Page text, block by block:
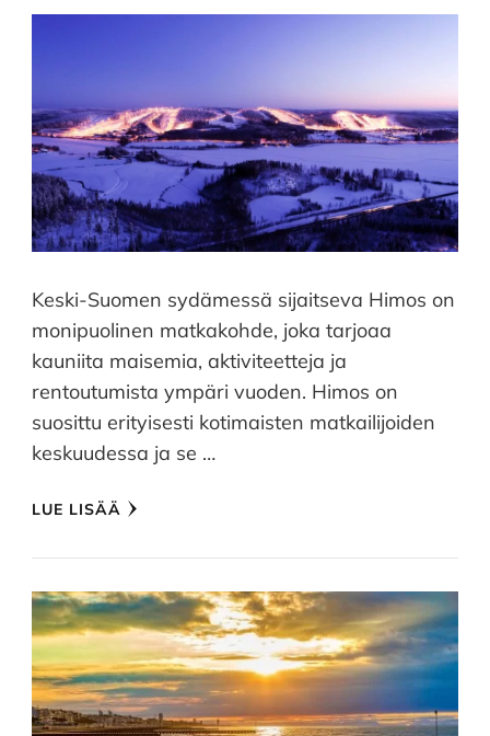
Keski-Suomen sydämessä sijaitseva Himos on
monipuolinen matkakohde, joka tarjoaa
kauniita maisemia, aktiviteetteja ja
rentoutumista ympäri vuoden. Himos on
suosittu erityisesti kotimaisten matkailijoiden
keskuudessa ja se …
LUE LISÄÄ